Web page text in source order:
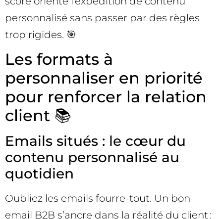
personnalisé sans passer par des règles
trop rigides. 🎯
Les formats à
personnaliser en priorité
pour renforcer la relation
client 📚
Emails situés : le cœur du
contenu personnalisé au
quotidien
Oubliez les emails fourre-tout. Un bon
email B2B s’ancre dans la réalité du client :